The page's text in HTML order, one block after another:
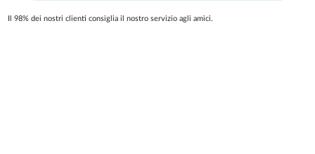
Il 98% dei nostri clienti consiglia il nostro servizio agli amici.